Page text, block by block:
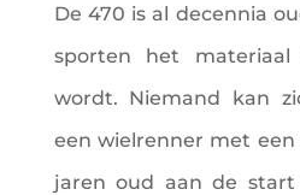
De 470 is al decennia
sporten het materiaal
wordt. Niemand kan
een wielrenner met
jaren oud aan de